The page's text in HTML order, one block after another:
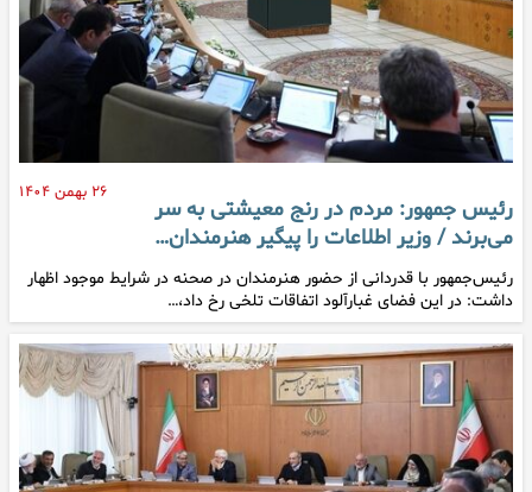
۲۶ بهمن ۱۴۰۴
رئیس جمهور: مردم در رنج معیشتی به سر
می‌برند / وزیر اطلاعات را پیگیر هنرمندان…
رئیس‌جمهور با قدردانی از حضور هنرمندان در صحنه در شرایط موجود اظهار
داشت: در این فضای غبارآلود اتفاقات تلخی رخ داد،…